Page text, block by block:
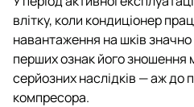
влітку, коли кондиціонер
навантаження на шків
перших ознак його зношення
серйозних наслідків — аж до
компресора.